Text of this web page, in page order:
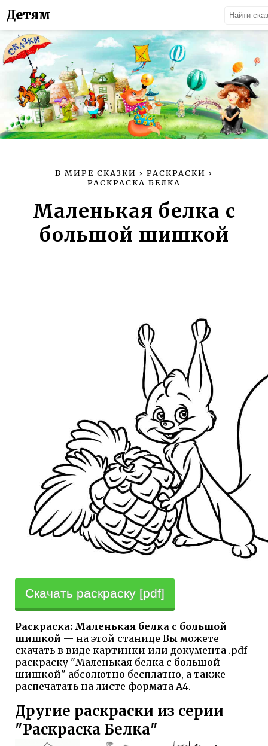
Детям
В МИРЕ СКАЗКИ › РАСКРАСКИ ›
РАСКРАСКА БЕЛКА
Маленькая белка с
большой шишкой
Скачать раскраску [pdf]
Раскраска: Маленькая белка с большой
шишкой — на этой станице Вы можете
скачать в виде картинки или документа .pdf
раскраску "Маленькая белка с большой
шишкой" абсолютно бесплатно, а также
распечатать на листе формата А4.
Другие раскраски из серии
"Раскраска Белка"